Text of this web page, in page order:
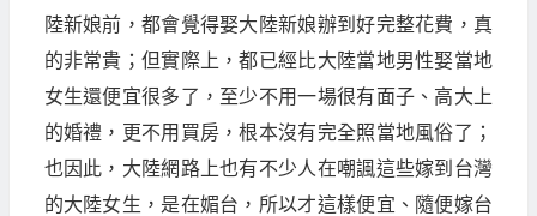
陸新娘前，都會覺得娶大陸新娘辦到好完整花費，真
的非常貴；但實際上，都已經比大陸當地男性娶當地
女生還便宜很多了，至少不用一場很有面子、高大上
的婚禮，更不用買房，根本沒有完全照當地風俗了；
也因此，大陸網路上也有不少人在嘲諷這些嫁到台灣
的大陸女生，是在媚台，所以才這樣便宜、隨便嫁台